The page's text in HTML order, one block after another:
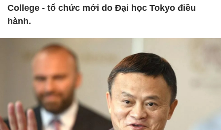
College - tổ chức mới do Đại học Tokyo điều
hành.